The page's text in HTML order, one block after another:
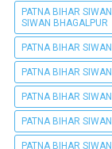
PATNA BIHAR
SIWAN BHAGALPUR
PATNA BIHAR
PATNA BIHAR
PATNA BIHAR
PATNA BIHAR
PATNA BIHAR